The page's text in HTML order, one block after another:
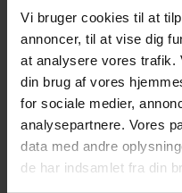
Vi bruger cookies til at
annoncer, til at vise dig
at analysere vores trafik.
din brug af vores
for sociale medier,
analysepartnere. Vores
data med andre
de har indsamlet fra din
Valg af revisor og
Indkomne forslag.
Eventuelt.
Alle er velkomne!Der
NB! – Tilmelding
Generalforsamling og